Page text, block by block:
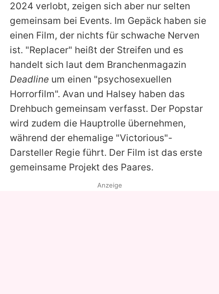
Impressum
Datenschutzerklärung
Utiq verwalten
2024 verlobt, zeigen sich aber nur selten
gemeinsam bei Events. Im Gepäck haben sie
einen Film, der nichts für schwache Nerven
ist. "Replacer" heißt der Streifen und es
handelt sich laut dem Branchenmagazin
Deadline um einen "psychosexuellen
Horrorfilm". Avan und Halsey haben das
Drehbuch gemeinsam verfasst. Der Popstar
wird zudem die Hauptrolle übernehmen,
während der ehemalige "Victorious"-
Darsteller Regie führt. Der Film ist das erste
gemeinsame Projekt des Paares.
Anzeige